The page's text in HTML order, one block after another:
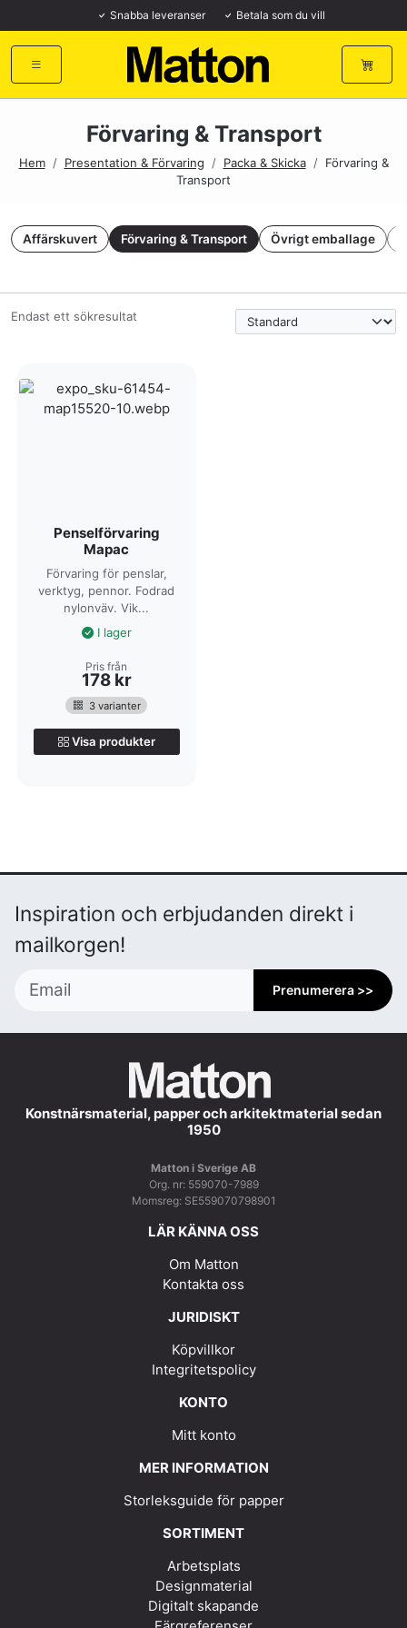
Snabba leveranser Betala som du vill
Förvaring & Transport
Hem / Presentation & Förvaring / Packa & Skicka / Förvaring &
Transport
Affärskuvert Förvaring & Transport Övrigt emballage
Endast ett sökresultat
Penselförvaring
Mapac
Förvaring för penslar,
verktyg, pennor. Fodrad
nylonväv. Vik...
I lager
Pris från
178 kr
3 varianter
Visa produkter
Inspiration och erbjudanden direkt i
mailkorgen!
Prenumerera >>
Konstnärsmaterial, papper och arkitektmaterial sedan
1950
Matton i Sverige AB
Org. nr: 559070-7989
Momsreg: SE559070798901
LÄR KÄNNA OSS
Om Matton
Kontakta oss
JURIDISKT
Köpvillkor
Integritetspolicy
KONTO
Mitt konto
MER INFORMATION
Storleksguide för papper
SORTIMENT
Arbetsplats
Designmaterial
Digitalt skapande